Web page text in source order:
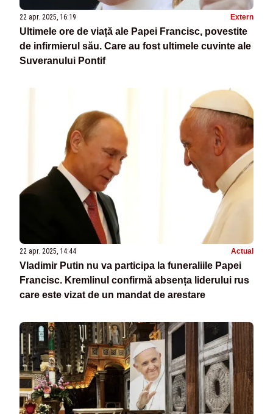
22 apr. 2025, 16:19 Extern
Ultimele ore de viață ale Papei Francisc, povestite
de infirmierul său. Care au fost ultimele cuvinte ale
Suveranului Pontif
22 apr. 2025, 14:44 Actual
Vladimir Putin nu va participa la funeraliile Papei
Francisc. Kremlinul confirmă absența liderului rus
care este vizat de un mandat de arestare